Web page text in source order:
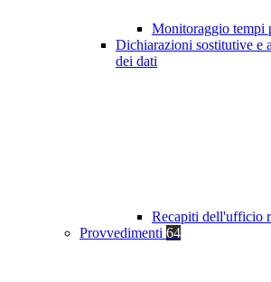
Monitoraggio tempi
Dichiarazioni sostitutive e
dei dati
Recapiti dell'ufficio
Provvedimenti 64